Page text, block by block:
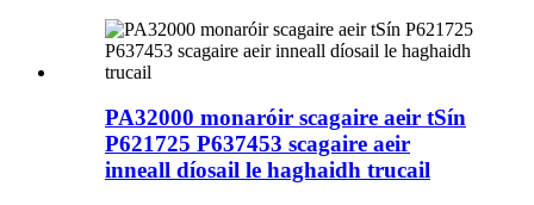
PA32000 monaróir scagaire aeir tSín
P621725 P637453 scagaire aeir
inneall díosail le haghaidh trucail